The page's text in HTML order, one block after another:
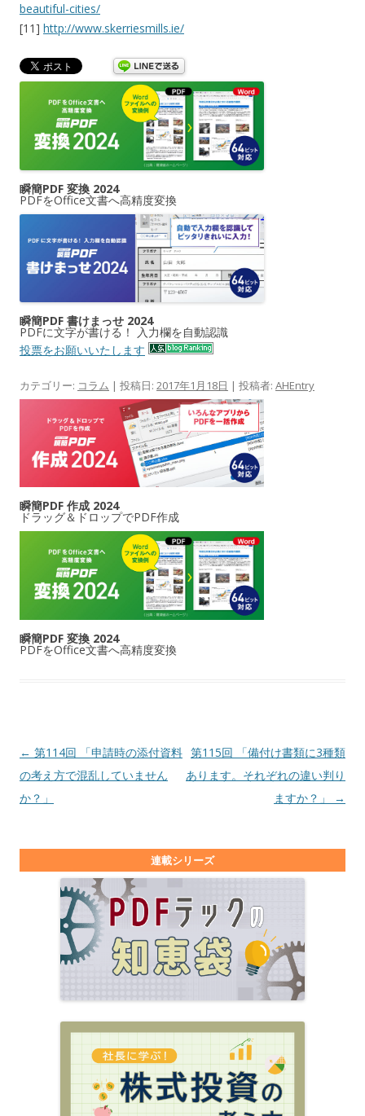
beautiful-cities/
[11] http://www.skerriesmills.ie/
瞬簡PDF 変換 2024
PDFをOffice文書へ高精度変換
瞬簡PDF 書けまっせ 2024
PDFに文字が書ける！ 入力欄を自動認識
投票をお願いいたします
カテゴリー: コラム | 投稿日: 2017年1月18日 | 投稿者: AHEntry
瞬簡PDF 作成 2024
ドラッグ＆ドロップでPDF作成
瞬簡PDF 変換 2024
PDFをOffice文書へ高精度変換
投稿ナビゲーション
← 第114回 「申請時の添付資料
の考え方で混乱していません
か？」
第115回 「備付け書類に3種類
あります。それぞれの違い判り
ますか？」
→
連載シリーズ